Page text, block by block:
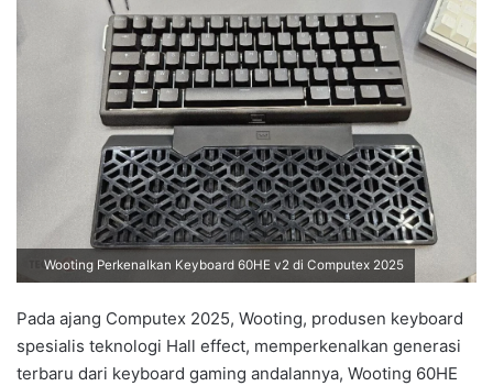
Wooting Perkenalkan Keyboard 60HE v2 di Computex 2025
Pada ajang Computex 2025, Wooting, produsen keyboard
spesialis teknologi Hall effect, memperkenalkan generasi
terbaru dari keyboard gaming andalannya, Wooting 60HE